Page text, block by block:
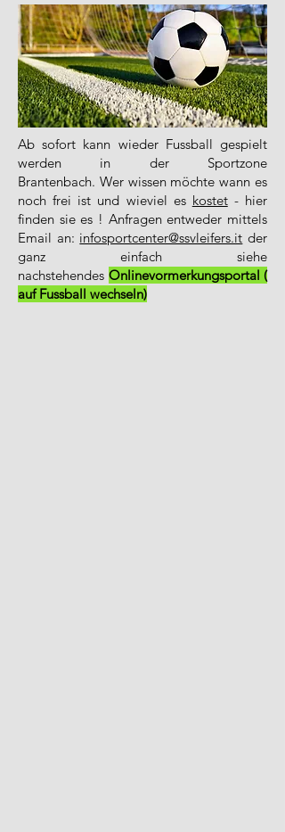
Ab sofort kann wieder Fussball gespielt
werden in der Sportzone
Brantenbach. Wer wissen möchte wann es
noch frei ist und wieviel es kostet- hier
finden sie es ! Anfragen entweder mittels
Email an: infosportcenter@ssvleifers.it der
ganz einfach siehe
nachstehendes Onlinevormerkungsportal (
auf Fussball wechseln)